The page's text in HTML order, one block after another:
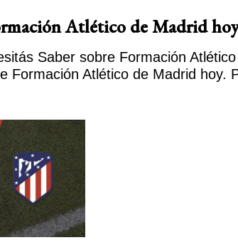
Atlético de Madrid
Saber sobre Formación
Formación Atlético de Madrid hoy.